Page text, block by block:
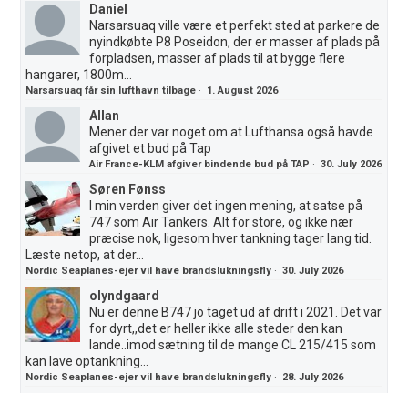
Daniel
Narsarsuaq ville være et perfekt sted at parkere de
nyindkøbte P8 Poseidon, der er masser af plads på
forpladsen, masser af plads til at bygge flere
hangarer, 1800m...
Narsarsuaq får sin lufthavn tilbage · 1. August 2026
Allan
Mener der var noget om at Lufthansa også havde
afgivet et bud på Tap
Air France-KLM afgiver bindende bud på TAP ·30. July 2026
Søren Fønss
I min verden giver det ingen mening, at satse på
747 som Air Tankers. Alt for store, og ikke nær
præcise nok, ligesom hver tankning tager lang tid.
Læste netop, at der...
Nordic Seaplanes-ejer vil have brandslukningsfly ·30. July 2026
olyndgaard
Nu er denne B747 jo taget ud af drift i 2021. Det var
for dyrt,,det er heller ikke alle steder den kan
lande..imod sætning til de mange CL 215/415 som
kan lave optankning...
Nordic Seaplanes-ejer vil have brandslukningsfly · 28. July 2026